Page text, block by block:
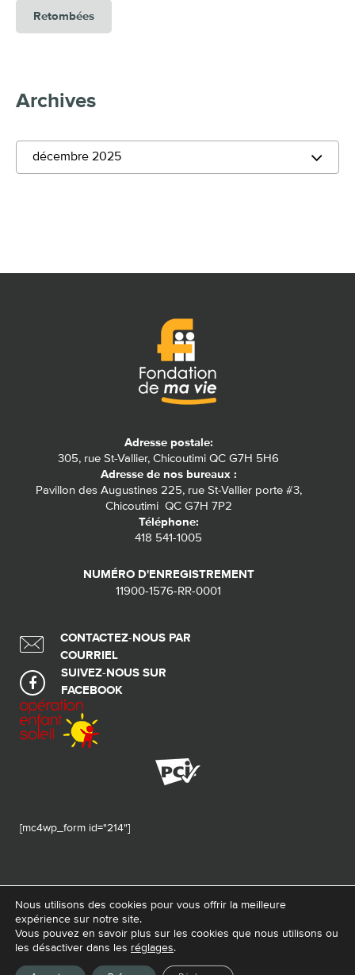
Retombées
Archives
décembre 2025
Adresse postale:
305, rue St-Vallier, Chicoutimi QC G7H 5H6
Adresse de nos bureaux :
Pavillon des Augustines 225, rue St-Vallier porte #3,
Chicoutimi QC G7H 7P2
Téléphone:
418 541-1005
NUMÉRO D'ENREGISTREMENT
11900-1576-RR-0001
CONTACTEZ-NOUS PAR
COURRIEL
SUIVEZ-NOUS SUR
FACEBOOK
[mc4wp_form id="214"]
© 2026 Tous droits réservés - Fondation de ma vie – Pour la santé de la
Nous utilisons des cookies pour vous offrir la meilleure
expérience sur notre site.
Vous pouvez en savoir plus sur les cookies que nous utilisons ou
les désactiver dans les réglages.